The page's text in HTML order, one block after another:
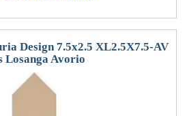
Design 7.5x2.5 XL2.5X7.5-AV
Losanga Avorio